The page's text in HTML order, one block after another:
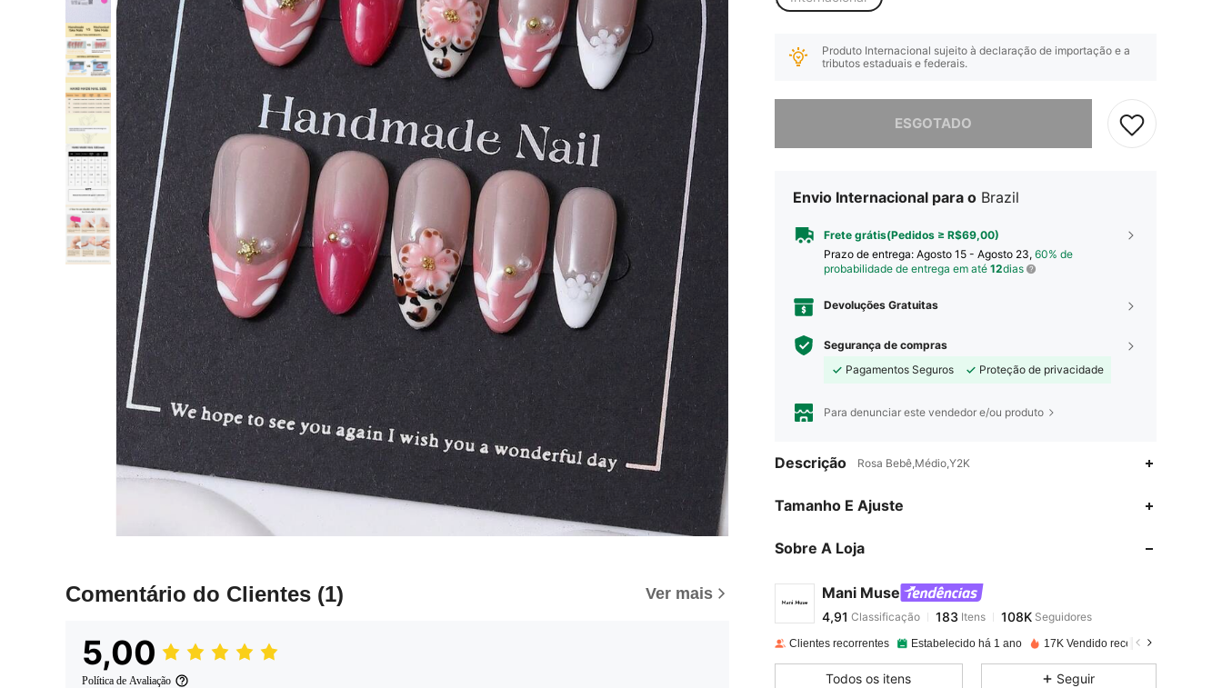
Comentário do Clientes (1) Ver mais
5,00
Política de Avaliação
Produto Internacional sujeito à declaração de importação e a
tributos estaduais e federais.
ESGOTADO
Envio Internacional para o Brazil
Frete grátis(Pedidos ≥ R$69,00)
Prazo de entrega: Agosto 15 - Agosto 23, 60% de
probabilidade de entrega em até 12dias
Devoluções Gratuitas
Segurança de compras
Pagamentos Seguros
Proteção de privacidade
Para denunciar este vendedor e/ou produto
Descrição Rosa Bebê,Médio,Y2K
Tamanho E Ajuste
Sobre A Loja
Mani Muse
4,91
4,91 Classificação 183Itens
s***epago 1 dia atrás
Clientes recorrentes Estabelecido há 1 ano 17K Vendido recentemente
Todos os itens Seguir